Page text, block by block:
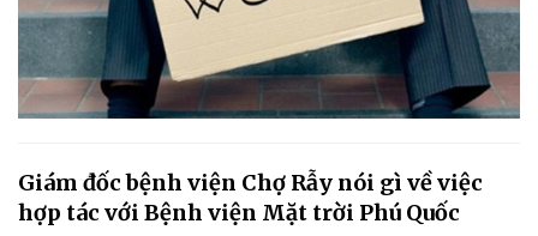
Giám đốc bệnh viện Chợ Rẫy nói gì về việc
hợp tác với Bệnh viện Mặt trời Phú Quốc